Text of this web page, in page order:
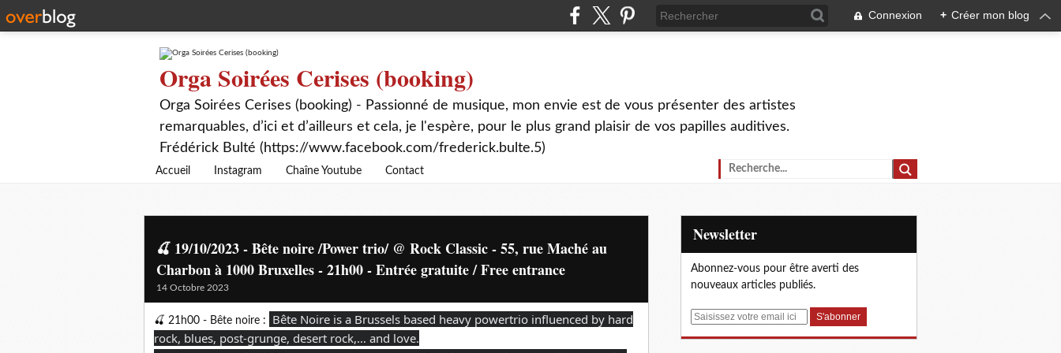
Connexion + Créer mon blog
Orga Soirées Cerises (booking)
Orga Soirées Cerises (booking) - Passionné de musique, mon envie est de vous présenter des artistes
remarquables, d’ici et d’ailleurs et cela, je l'espère, pour le plus grand plaisir de vos papilles auditives.
Frédérick Bulté (https://www.facebook.com/frederick.bulte.5)
Accueil Instagram Chaîne Youtube Contact
🍒 19/10/2023 - Bête noire /Power trio/ @ Rock Classic - 55, rue Maché au
Charbon à 1000 Bruxelles - 21h00 - Entrée gratuite / Free entrance
14 Octobre 2023
🍒 21h00 - Bête noire :
Bête Noire is a Brussels based heavy powertrio influenced by hard
rock, blues, post-grunge, desert rock,… and love.
Newsletter
Abonnez-vous pour être averti des
nouveaux articles publiés.
E